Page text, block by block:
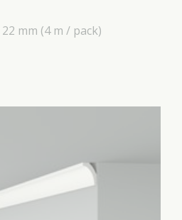
22 mm (4 m / pack)